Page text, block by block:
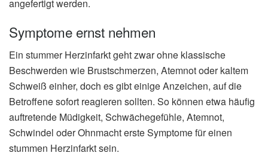
angefertigt werden.
Symptome ernst nehmen
Ein stummer Herzinfarkt geht zwar ohne klassische
Beschwerden wie Brustschmerzen, Atemnot oder kaltem
Schweiß einher, doch es gibt einige Anzeichen, auf die
Betroffene sofort reagieren sollten. So können etwa häufig
auftretende Müdigkeit, Schwächegefühle, Atemnot,
Schwindel oder Ohnmacht erste Symptome für einen
stummen Herzinfarkt sein.